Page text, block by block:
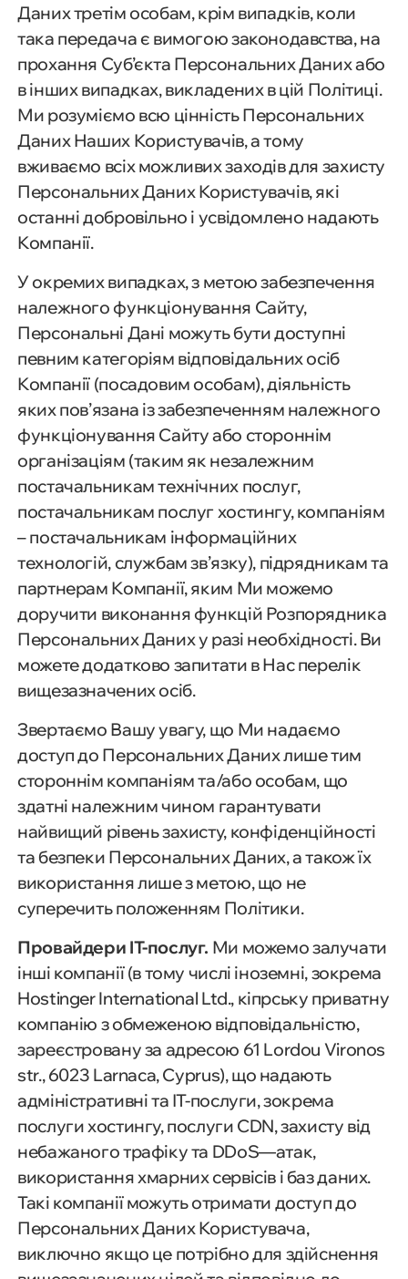
Даних третім особам, крім випадків, коли
така передача є вимогою законодавства, на
прохання Суб’єкта Персональних Даних або
в інших випадках, викладених в цій Політиці.
Ми розуміємо всю цінність Персональних
Даних Наших Користувачів, а тому
вживаємо всіх можливих заходів для захисту
Персональних Даних Користувачів, які
останні добровільно і усвідомлено надають
Компанії.
У окремих випадках, з метою забезпечення
належного функціонування Сайту,
Персональні Дані можуть бути доступні
певним категоріям відповідальних осіб
Компанії (посадовим особам), діяльність
яких пов’язана із забезпеченням належного
функціонування Сайту або стороннім
організаціям (таким як незалежним
постачальникам технічних послуг,
постачальникам послуг хостингу, компаніям
– постачальникам інформаційних
технологій, службам зв’язку), підрядникам та
партнерам Компанії, яким Ми можемо
доручити виконання функцій Розпорядника
Персональних Даних у разі необхідності. Ви
можете додатково запитати в Нас перелік
вищезазначених осіб.
Звертаємо Вашу увагу, що Ми надаємо
доступ до Персональних Даних лише тим
стороннім компаніям та/або особам, що
здатні належним чином гарантувати
найвищий рівень захисту, конфіденційності
та безпеки Персональних Даних, а також їх
використання лише з метою, що не
суперечить положенням Політики.
Провайдери IT-послуг. Ми можемо залучати
інші компанії (в тому числі іноземні, зокрема
Hostinger International Ltd., кіпрську приватну
компанію з обмеженою відповідальністю,
зареєстровану за адресою 61 Lordou Vironos
str., 6023 Larnaca, Cyprus), що надають
адміністративні та ІТ-послуги, зокрема
послуги хостингу, послуги CDN, захисту від
небажаного трафіку та DDoS—атак,
використання хмарних сервісів і баз даних.
Такі компанії можуть отримати доступ до
Персональних Даних Користувача,
виключно якщо це потрібно для здійснення